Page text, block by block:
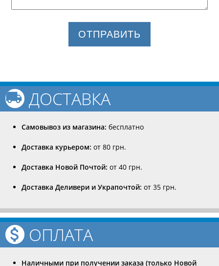
ОТПРАВИТЬ
ДОСТАВКА
Самовывоз из магазина: бесплатно
Доставка курьером: от 80 грн.
Доставка Новой Почтой: от 40 грн.
Доставка Деливери и Украпочтой: от 35 грн.
ОПЛАТА
Наличными при получении заказа (только Новой